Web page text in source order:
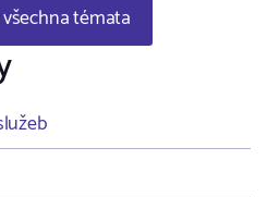
témata